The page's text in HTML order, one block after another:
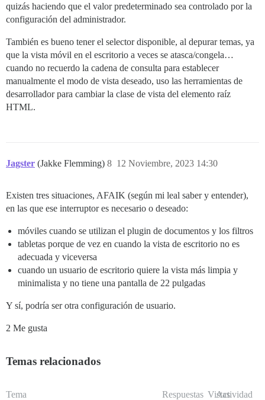
quizás haciendo que el valor predeterminado sea controlado por la
configuración del administrador.
También es bueno tener el selector disponible, al depurar temas, ya
que la vista móvil en el escritorio a veces se atasca/congela…
cuando no recuerdo la cadena de consulta para establecer
manualmente el modo de vista deseado, uso las herramientas de
desarrollador para cambiar la clase de vista del elemento raíz
HTML.
Jagster (Jakke Flemming) 12 Noviembre, 2023 14:30
8
Existen tres situaciones, AFAIK (según mi leal saber y entender),
en las que ese interruptor es necesario o deseado:
móviles cuando se utilizan el plugin de documentos y los filtros
tabletas porque de vez en cuando la vista de escritorio no es
adecuada y viceversa
cuando un usuario de escritorio quiere la vista más limpia y
minimalista y no tiene una pantalla de 22 pulgadas
Y sí, podría ser otra configuración de usuario.
2 Me gusta
Temas relacionados
Tema Respuestas Vistas
Actividad